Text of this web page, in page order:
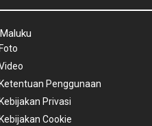
Foto
Ketentuan Penggunaan
Kebijakan Privasi
Kebijakan Cookie